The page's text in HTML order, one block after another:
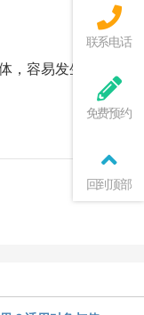
，容易发生触电事
联系电话
免费预约
回到顶部